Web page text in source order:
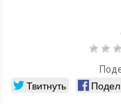
Твитнуть